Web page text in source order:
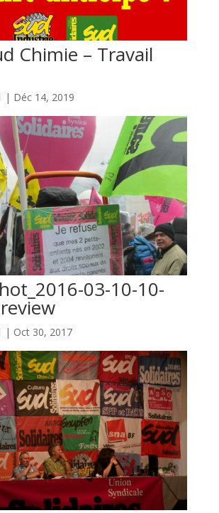
Chimie – Travail
| Déc 14, 2019
03-10-10-
| Oct 30, 2017